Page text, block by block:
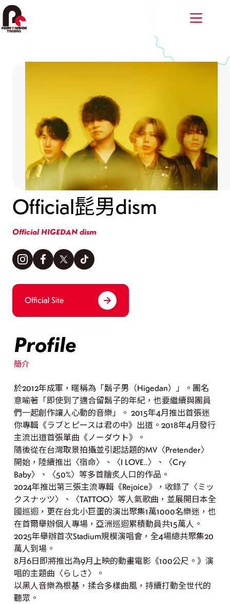
跳
至
主
Official髭男dism
Official HIGEDAN dism
Profile
簡介
於2012年成軍，暱稱為「鬍子男（Higedan）」。團名
意喻著「即使到了適合留鬍子的年紀，也要繼續與團員
們一起創作讓人心動的音樂」。 2015年4月推出首張迷
你專輯《ラブとピースは君の中》出道。2018年4月發行
主流出道首張單曲《ノーダウト》。
隨後從在台灣取景拍攝並引起話題的MV〈Pretender〉
開始，陸續推出〈宿命〉、〈I LOVE..〉、〈Cry
Baby〉、〈50%〉等多首膾炙人口的作品。
2024年推出第三張主流專輯《Rejoice》，收錄了〈ミッ
クスナッツ〉、〈TATTOO〉等人氣歌曲，並展開日本全
國巡迴，更在台北小巨蛋的演出聚集1萬1000名樂迷，也
在首爾舉辦個人專場，亞洲巡迴累積動員共15萬人。
2025年舉辦首次Stadium規模演唱會，全4場總共聚集20
萬人到場。
8月6日即將推出為9月上映的動畫電影《100公尺。》演
唱的主題曲〈らしさ〉。
以黑人音樂為根基，揉合多樣曲風，持續打動全世代的
聽眾。